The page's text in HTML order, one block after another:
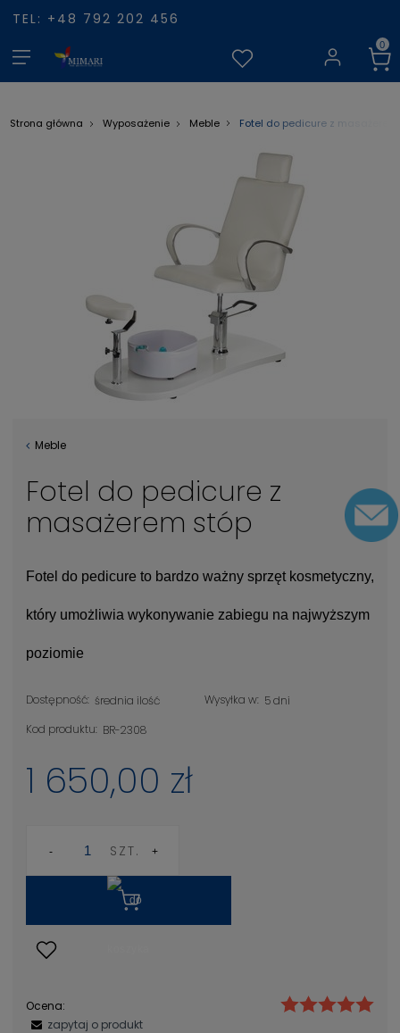
TEL: +48 792 202 456
Strona główna Wyposażenie Meble Fotel do pedicure z
Meble
Fotel do pedicure z
masażerem stóp
Fotel do pedicure to bardzo ważny sprzęt kosmetyczny,
który umożliwia wykonywanie zabiegu na najwyższym
poziomie
Dostępność: średnia ilość Wysyłka w: 5 dni
Kod produktu: BR-2308
1 650,00 zł
SZT.
Ocena:
zapytaj o produkt